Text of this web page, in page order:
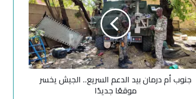
جنوب أم درمان بيد الدعم السريع.. الجيش يخسر
موقعًا جديدًا